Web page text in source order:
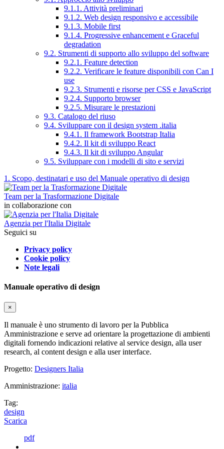
9.1.1. Attività preliminari
9.1.2. Web design responsivo e accessibile
9.1.3. Mobile first
9.1.4. Progressive enhancement e Graceful
degradation
9.2. Strumenti di supporto allo sviluppo del software
9.2.1. Feature detection
9.2.2. Verificare le feature disponibili con Can I
use
9.2.3. Strumenti e risorse per CSS e JavaScript
9.2.4. Supporto browser
9.2.5. Misurare le prestazioni
9.3. Catalogo del riuso
9.4. Sviluppare con il design system .italia
9.4.1. Il framework Bootstrap Italia
9.4.2. Il kit di sviluppo React
9.4.3. Il kit di sviluppo Angular
9.5. Sviluppare con i modelli di sito e servizi
1. Scopo, destinatari e uso del Manuale operativo di design
Team per la Trasformazione Digitale
in collaborazione con
Agenzia per l'Italia Digitale
Seguici su
Privacy policy
Cookie policy
Note legali
Manuale operativo di design
×
Il manuale è uno strumento di lavoro per la Pubblica
Amministrazione e serve ad orientare la progettazione di ambienti
digitali fornendo indicazioni relative al service design, alla user
research, al content design e alla user interface.
Progetto: Designers Italia
Amministrazione: italia
Tag:
design
Scarica
pdf